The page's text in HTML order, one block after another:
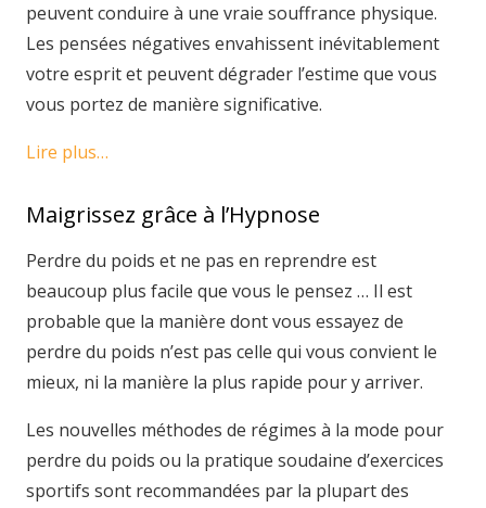
peuvent conduire à une vraie souffrance physique.
Les pensées négatives envahissent inévitablement
votre esprit et peuvent dégrader l’estime que vous
vous portez de manière significative.
Lire plus…
Maigrissez grâce à l’Hypnose
Perdre du poids et ne pas en reprendre est
beaucoup plus facile que vous le pensez … Il est
probable que la manière dont vous essayez de
perdre du poids n’est pas celle qui vous convient le
mieux, ni la manière la plus rapide pour y arriver.
Les nouvelles méthodes de régimes à la mode pour
perdre du poids ou la pratique soudaine d’exercices
sportifs sont recommandées par la plupart des